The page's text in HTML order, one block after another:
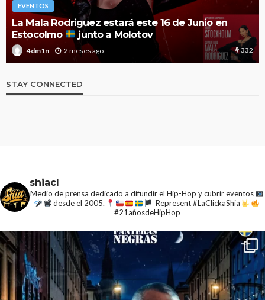
EVENTOS
La Mala Rodriguez estará este 16 de Junio en
Estocolmo
junto a Molotov
4dm1n 2 meses ago 332
STAY CONNECTED
shiacl
Medio de prensa dedicado a difundir el Hip-Hop y cubrir eventos
desde el 2005.
Represent #LaClickaShia
#21añosdeHipHop